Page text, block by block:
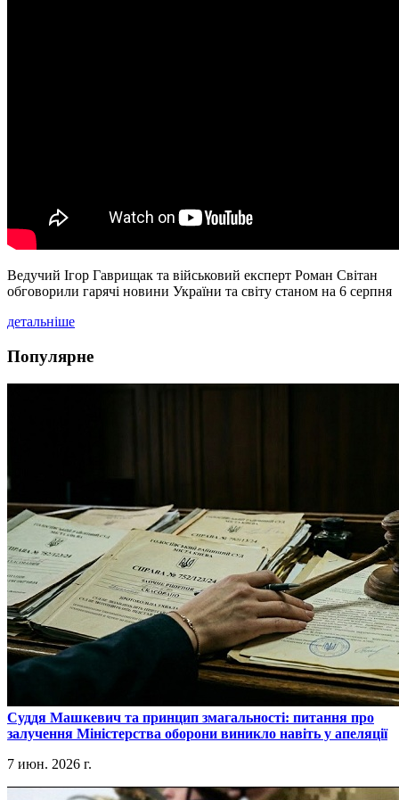
Ведучий Ігор Гаврищак та військовий експерт Роман Світан
обговорили гарячі новини України та світу станом на 6 серпня
детальніше
Популярне
​Суддя Машкевич та принцип змагальності: питання про
залучення Міністерства оборони виникло навіть у апеляції
7 июн. 2026 г.